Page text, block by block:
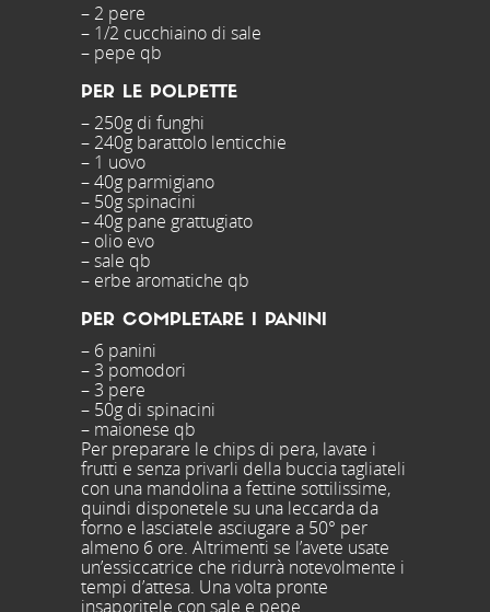
– 2 pere
– 1/2 cucchiaino di sale
– pepe qb
PER LE POLPETTE
– 250g di funghi
– 240g barattolo lenticchie
– 1 uovo
– 40g parmigiano
– 50g spinacini
– 40g pane grattugiato
– olio evo
– sale qb
– erbe aromatiche qb
PER COMPLETARE I PANINI
– 6 panini
– 3 pomodori
– 3 pere
– 50g di spinacini
– maionese qb
Per preparare le chips di pera, lavate i
frutti e senza privarli della buccia tagliateli
con una mandolina a fettine sottilissime,
quindi disponetele su una leccarda da
forno e lasciatele asciugare a 50° per
almeno 6 ore. Altrimenti se l’avete usate
un’essiccatrice che ridurrà notevolmente i
tempi d’attesa. Una volta pronte
insaporitele con sale e pepe